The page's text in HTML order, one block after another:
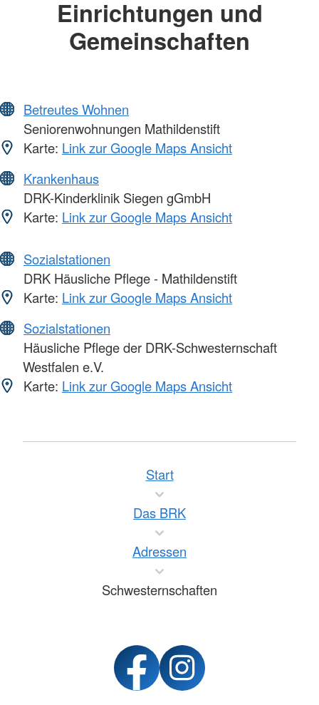
Einrichtungen und
Gemeinschaften
Betreutes Wohnen
Seniorenwohnungen Mathildenstift
Karte: Link zur Google Maps Ansicht
Krankenhaus
DRK-Kinderklinik Siegen gGmbH
Karte: Link zur Google Maps Ansicht
Sozialstationen
DRK Häusliche Pflege - Mathildenstift
Karte: Link zur Google Maps Ansicht
Sozialstationen
Häusliche Pflege der DRK-Schwesternschaft
Westfalen e.V.
Karte: Link zur Google Maps Ansicht
Start
Das BRK
Adressen
Schwesternschaften